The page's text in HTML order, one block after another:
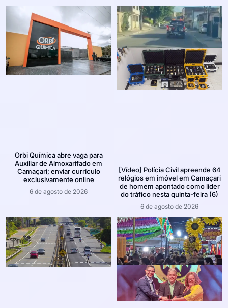
Orbi Química abre vaga para
Auxiliar de Almoxarifado em
Camaçari; enviar currículo
exclusivamente online
6 de agosto de 2026
[Vídeo] Polícia Civil apreende 64
relógios em imóvel em Camaçari
de homem apontado como líder
do tráfico nesta quinta-feira (6)
6 de agosto de 2026